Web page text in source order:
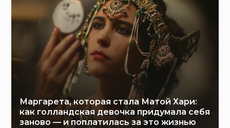
Маргарета, которая стала Матой Хари:
как голландская девочка придумала себя
заново — и поплатилась за это жизнью